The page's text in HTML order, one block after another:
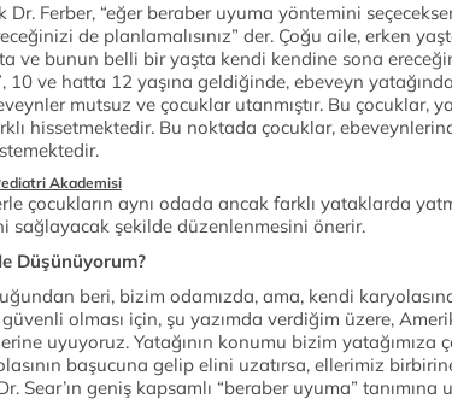
Dr. Ferber, “eğer beraber uyuma yöntemini
de planlamalısınız” der. Çoğu aile, erken
ve bunun belli bir yaşta kendi kendine sona
10 ve hatta 12 yaşına geldiğinde, ebeveyn
mutsuz ve çocuklar utanmıştır. Bu çocuklar,
hissetmektedir. Bu noktada çocuklar,
Akademisi
çocukların aynı odada ancak farklı yataklarda
sağlayacak şekilde düzenlenmesini önerir.
Düşünüyorum?
beri, bizim odamızda, ama, kendi
güvenli olması için, şu yazımda verdiğim üzere,
uyuyoruz. Yatağının konumu bizim yatağımıza
başucuna gelip elini uzatırsa, ellerimiz
Sear’ın geniş kapsamlı “beraber uyuma”